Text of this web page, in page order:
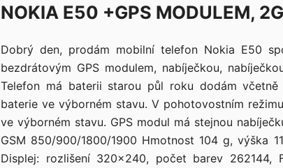
NOKIA E50 +GPS MODULEM,
Dobrý den, prodám mobilní telefon Nokia E50
bezdrátovým GPS modulem, nabíječkou,
Telefon má baterii starou půl roku dodám
baterie ve výborném stavu. V pohotovostním
ve výborném stavu. GPS modul má stejnou
GSM 850/900/1800/1900 Hmotnost 104 g, výška
Displej: rozlišení 320x240, počet barev 262144,